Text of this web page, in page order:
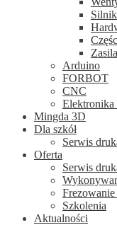
Arduino
FORBOT
CNC
Mingda 3D
Dla szkół
Serwis
Oferta
Serwis
Szkolenia
Aktualności